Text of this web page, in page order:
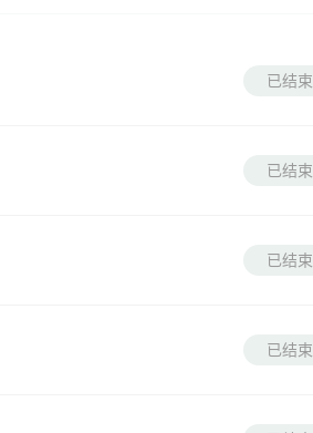
已结束
已结束
已结束
已结束